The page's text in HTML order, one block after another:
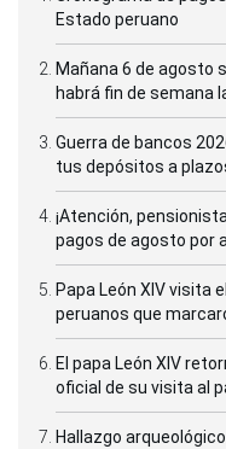
Estado peruano
Mañana 6 de agosto
habrá fin de semana
Guerra de bancos
tus depósitos a
¡Atención,
pagos de agosto por
Papa León XIV visita
peruanos que
El papa León XIV
oficial de su visita al
Hallazgo